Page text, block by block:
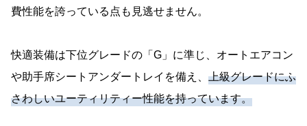
費性能を誇っている点も見逃せません。
快適装備は下位グレードの「G」に準じ、オートエアコン
や助手席シートアンダートレイを備え、 上級グレードにふ
さわしいユーティリティー性能を持っています。